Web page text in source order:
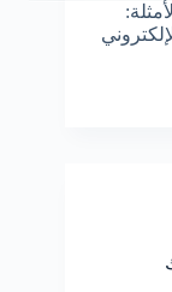
80 والبلاغ الإلكتروني